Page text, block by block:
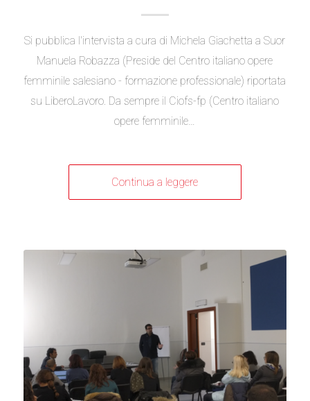
Si pubblica l'intervista a cura di Michela Giachetta a Suor
Manuela Robazza (Preside del Centro italiano opere
femminile salesiano - formazione professionale) riportata
su LiberoLavoro. Da sempre il Ciofs-fp (Centro italiano
opere femminile…
Continua a leggere